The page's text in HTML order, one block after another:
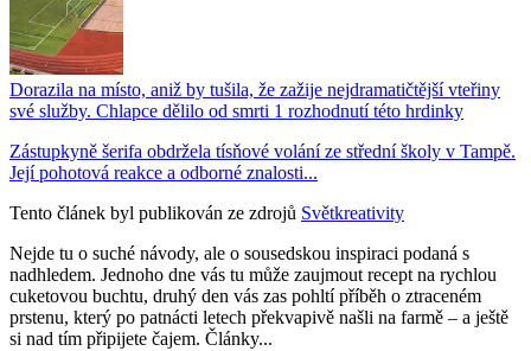
Dorazila na místo, aniž by tušila, že zažije nejdramatičtější vteřiny
své služby. Chlapce dělilo od smrti 1 rozhodnutí této hrdinky
Zástupkyně šerifa obdržela tísňové volání ze střední školy v Tampě.
Její pohotová reakce a odborné znalosti...
Tento článek byl publikován ze zdrojů Světkreativity
Nejde tu o suché návody, ale o sousedskou inspiraci podaná s
nadhledem. Jednoho dne vás tu může zaujmout recept na rychlou
cuketovou buchtu, druhý den vás zas pohltí příběh o ztraceném
prstenu, který po patnácti letech překvapivě našli na farmě – a ještě
si nad tím připijete čajem. Články...